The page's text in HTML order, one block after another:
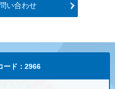
い合わせ
ード：2966